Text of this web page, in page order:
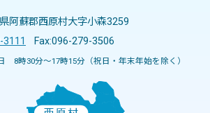
阿蘇郡西原村大字小森3259
Fax:096-279-3506
8時30分～17時15分（祝日・年末年始を除く）